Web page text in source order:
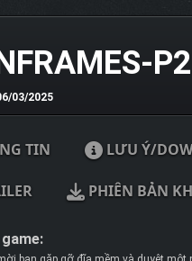
03/2025
TIN LƯU Ý/
PHIÊN BẢN